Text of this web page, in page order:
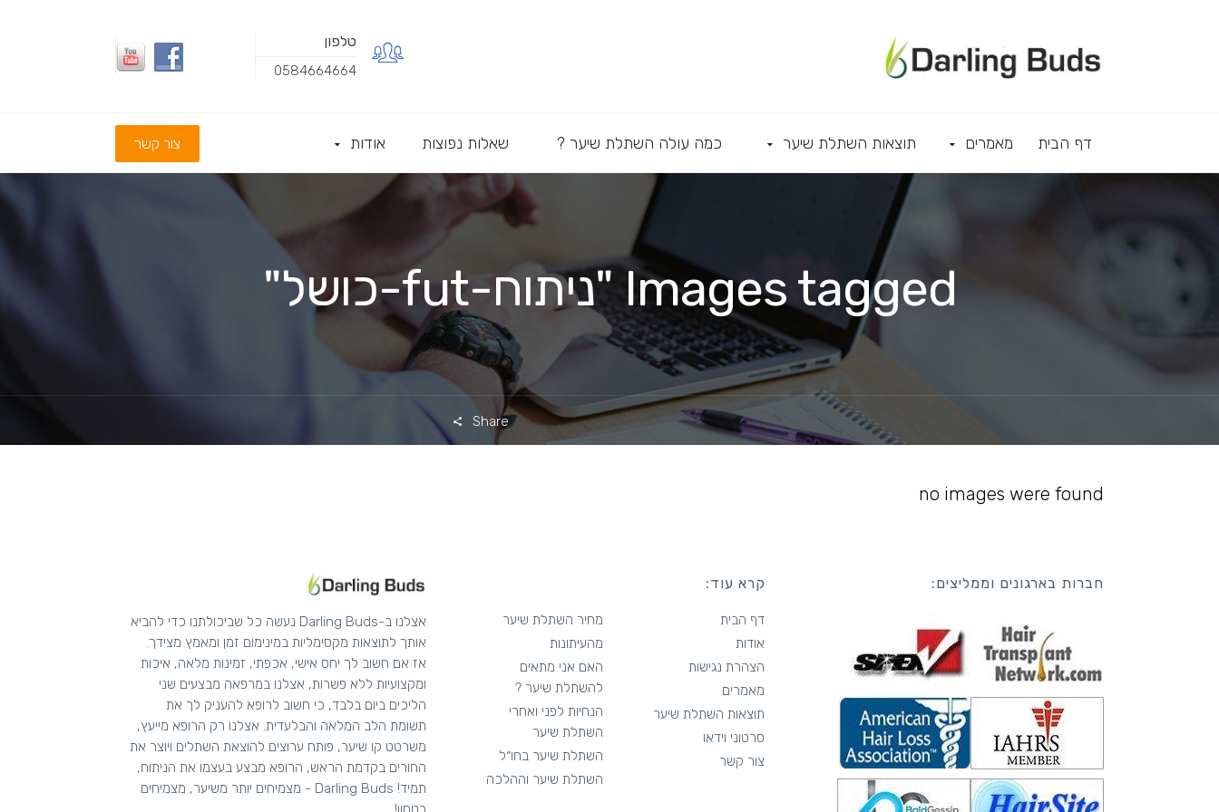
טלפון
0584664664
דף הבית מאמרים תוצאות השתלת שיער כמה עולה השתלת שיער ? שאלות נפוצות אודות צור קשר
Images tagged "ניתוח-fut-כושל"
Share
no images were found
חברות בארגונים וממליצים: קרא עוד:
דף הבית
אודות
הצהרת נגישות
מאמרים
תוצאות השתלת שיער
סרטוני וידאו
צור קשר
מחיר השתלת שיער
מהעיתונות
האם אני מתאים
להשתלת שיער ?
הנחיות לפני ואחרי
השתלת שיער
השתלת שיער בחו״ל
השתלת שיער וההלכה
אצלנו ב-Darling Buds נעשה כל שביכולתנו כדי להביא
אותך לתוצאות מקסימליות במינימום זמן ומאמץ מצידך.
אז אם חשוב לך יחס אישי, אכפתי, זמינות מלאה, איכות
ומקצועיות ללא פשרות, אצלנו במרפאה מבצעים שני
הליכים ביום בלבד, כי חשוב לרופא להעניק לך את
תשומת הלב המלאה והבלעדית. אצלנו רק הרופא מייעץ,
משרטט קו שיער, פותח ערוצים להוצאת השתלים ויוצר את
החורים בקדמת הראש, הרופא מבצע בעצמו את הניתוח,
תמיד! Darling Buds - מצמיחים יותר משיער, מצמיחים